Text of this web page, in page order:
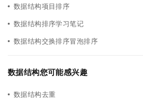
数据结构项目排序
数据结构排序学习笔记
数据结构交换排序冒泡排序
数据结构您可能感兴趣
数据结构去重